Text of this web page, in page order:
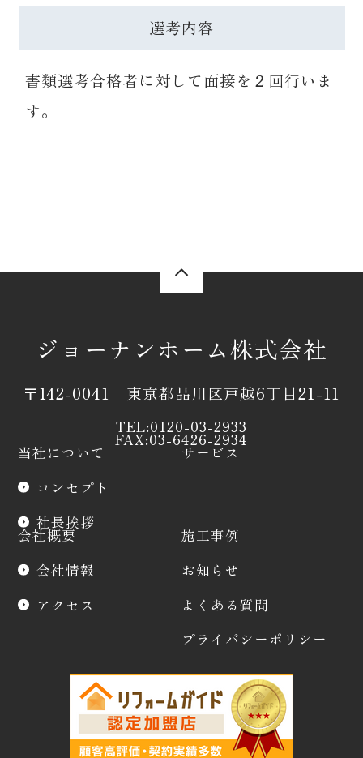
選考内容
書類選考合格者に対して面接を２回行いま
す。
ジョーナンホーム株式会社
〒142-0041 東京都品川区戸越6丁目21-11
TEL:0120-03-2933
FAX:03-6426-2934
当社について
コンセプト
社長挨拶
サービス
会社概要
会社情報
アクセス
施工事例
お知らせ
よくある質問
プライバシーポリシー